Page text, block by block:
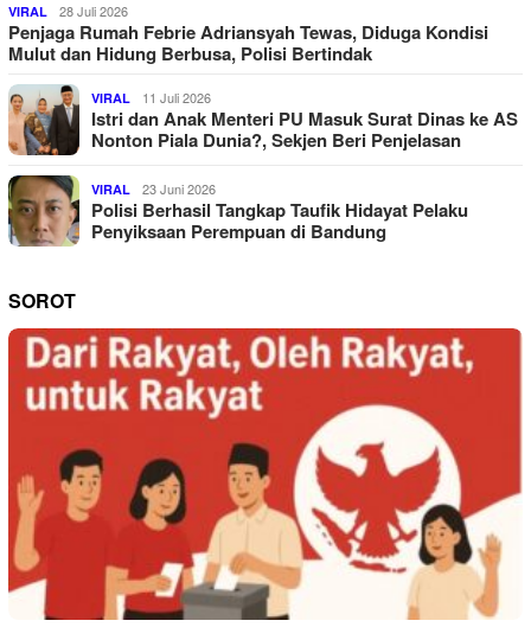
VIRAL 28 Juli 2026
Penjaga Rumah Febrie Adriansyah Tewas, Diduga Kondisi
Mulut dan Hidung Berbusa, Polisi Bertindak
VIRAL 11 Juli 2026
Istri dan Anak Menteri PU Masuk Surat Dinas ke AS
Nonton Piala Dunia?, Sekjen Beri Penjelasan
VIRAL 23 Juni 2026
Polisi Berhasil Tangkap Taufik Hidayat Pelaku
Penyiksaan Perempuan di Bandung
SOROT